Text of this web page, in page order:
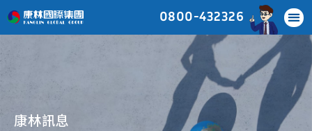
0800-432326
康林訊息